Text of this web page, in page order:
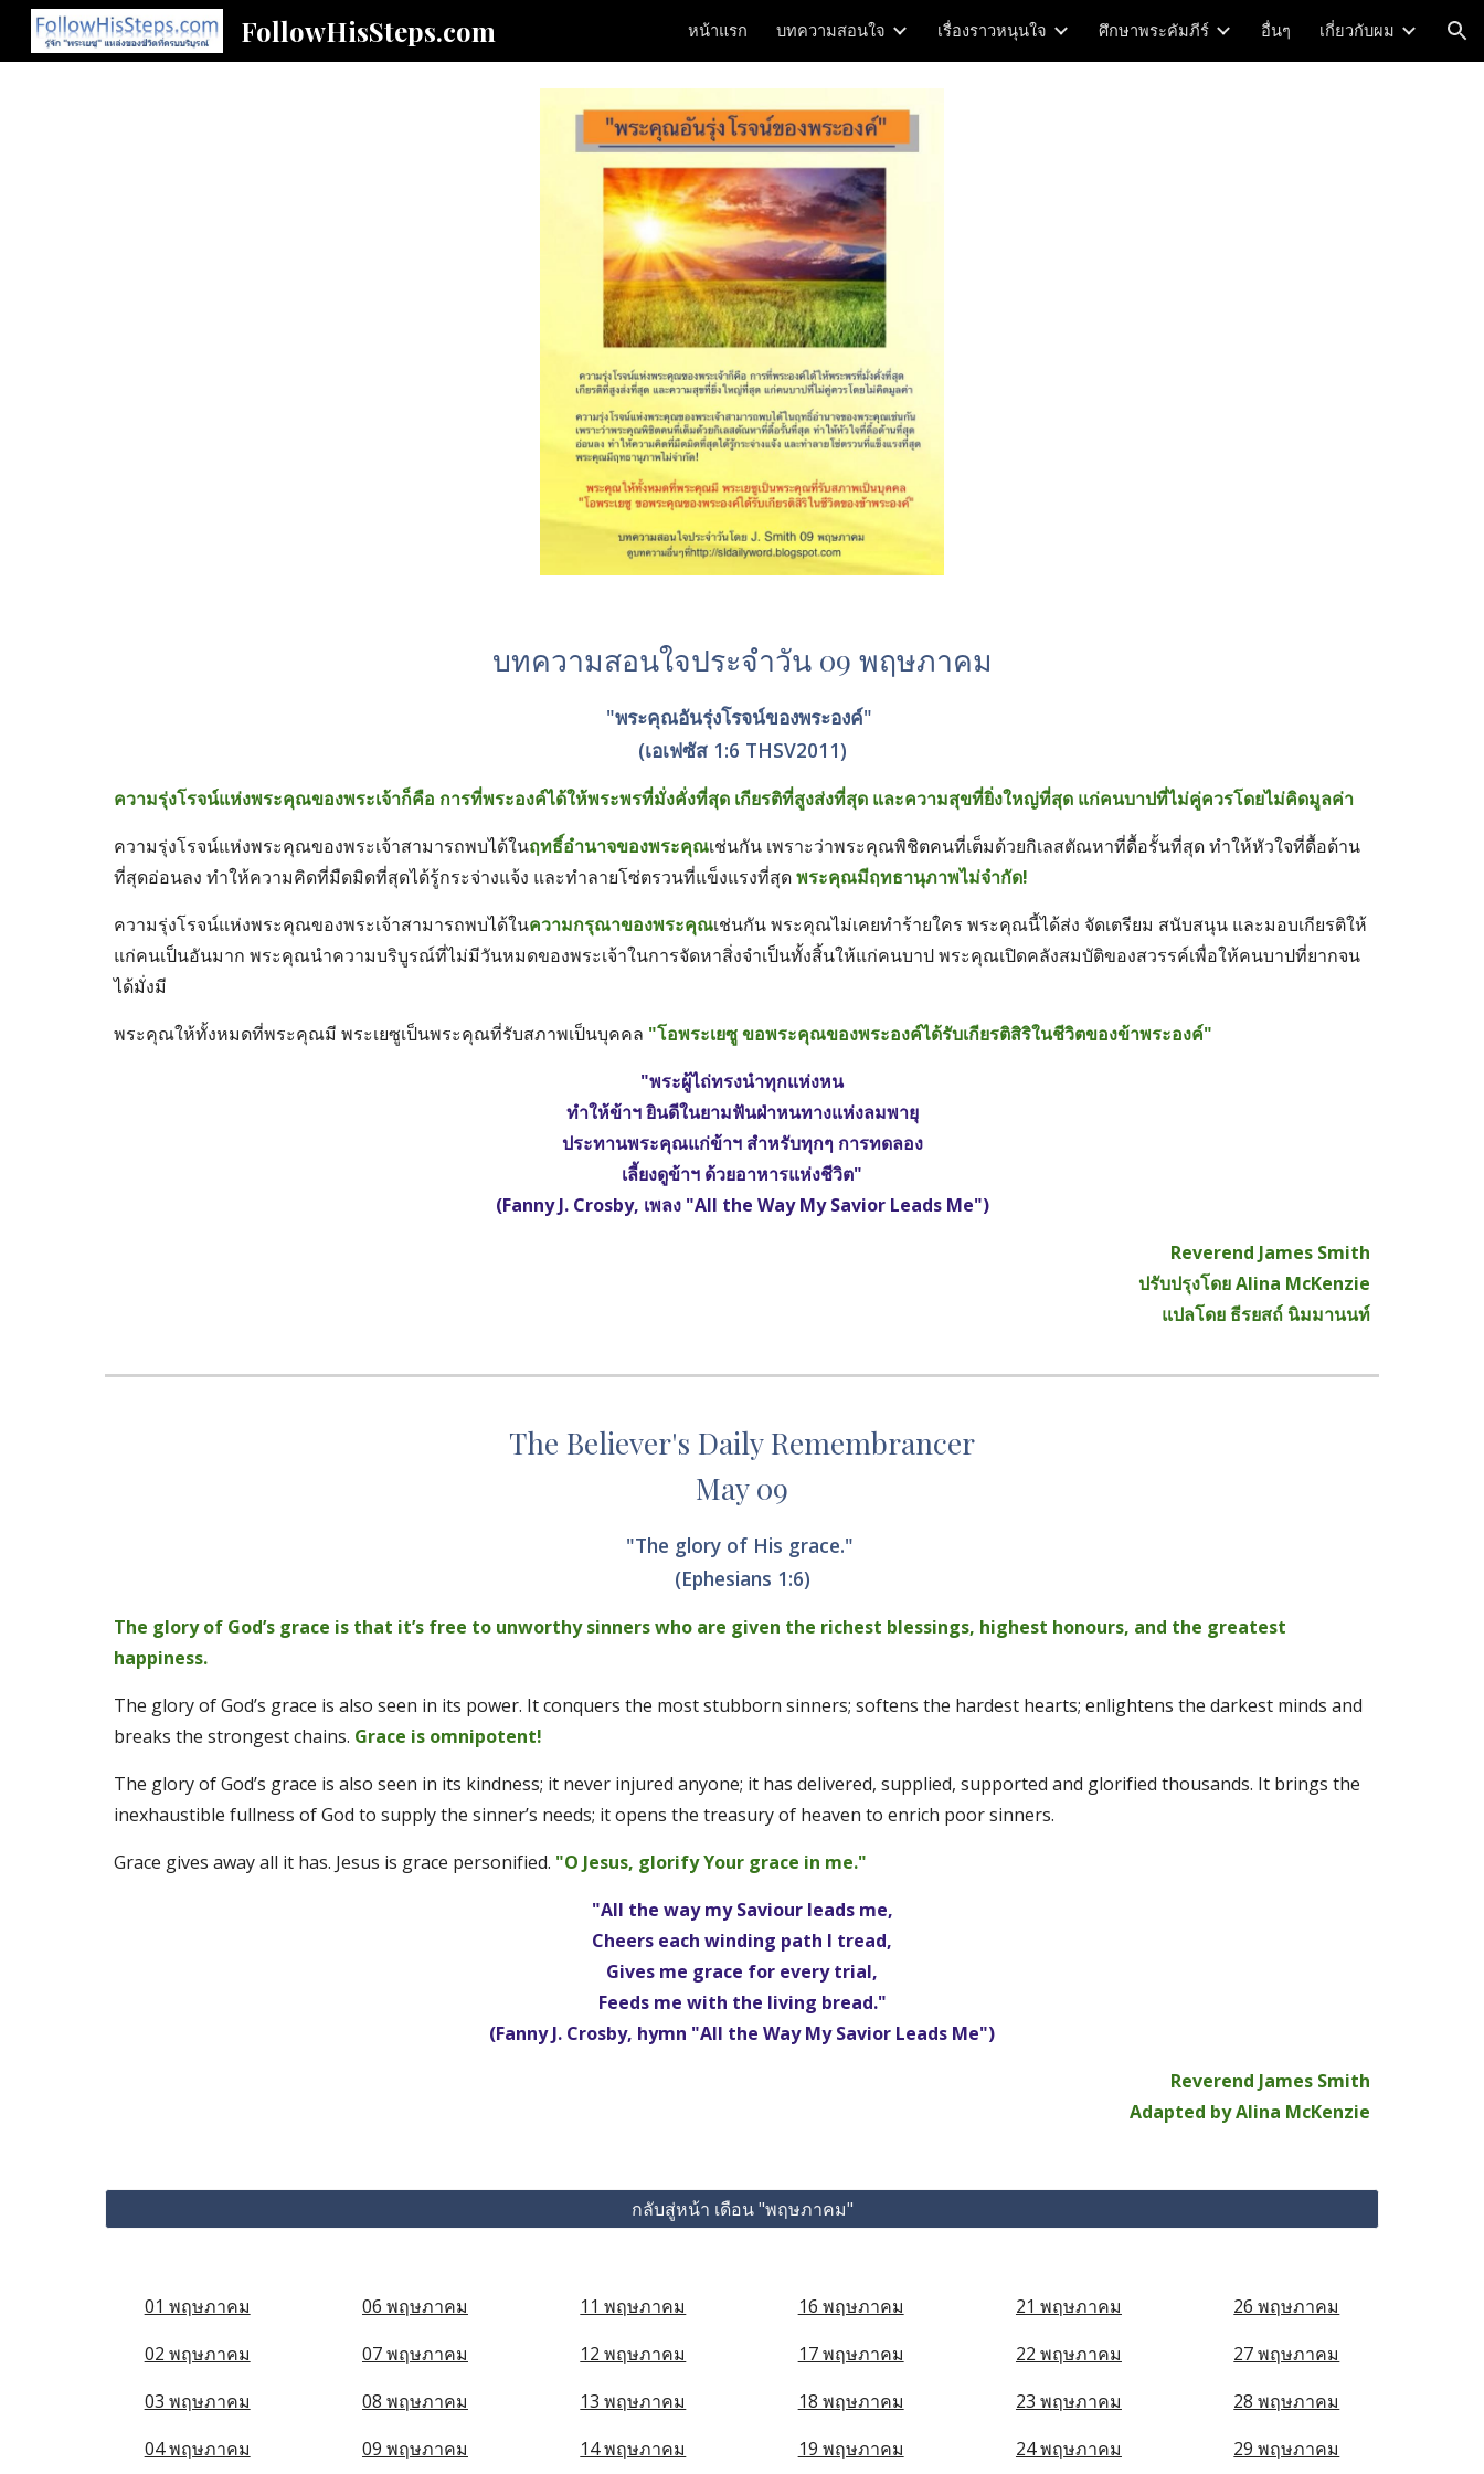
Skip to main content Skip to navigation
FollowHisSteps.com หน้าแรก บทความสอนใจ เรื่องราวหนุนใจ ศึกษาพระคัมภีร์ อื่นๆ เกี่ยวกับผม
บทความสอนใจประจำวัน 09 พฤษภาคม
"พระ​คุณ​อัน​รุ่ง​โรจน์​ของ​พระ​องค์"
(เอเฟซัส 1:6 THSV2011)
ความรุ่งโรจน์แห่งพระคุณของพระเจ้าก็คือ การที่พระองค์ได้ให้พระพรที่มั่งคั่งที่สุด เกียรติที่สูงส่งที่สุด และความสุขที่ยิ่งใหญ่ที่สุด แก่คนบาปที่ไม่คู่ควรโดยไม่คิดมูลค่า
ความรุ่งโรจน์แห่งพระคุณของพระเจ้าสามารถพบได้ในฤทธิ์อำนาจของพระคุณเช่นกัน เพราะว่าพระคุณพิชิตคนที่เต็มด้วยกิเลสตัณหาที่ดื้อรั้นที่สุด ทำให้หัวใจที่ดื้อด้าน
ที่สุดอ่อนลง ทำให้ความคิดที่มืดมิดที่สุดได้รู้กระจ่างแจ้ง และทำลายโซ่ตรวนที่แข็งแรงที่สุด พระคุณมีฤทธานุภาพไม่จำกัด!
ความรุ่งโรจน์แห่งพระคุณของพระเจ้าสามารถพบได้ในความกรุณาของพระคุณเช่นกัน พระคุณไม่เคยทำร้ายใคร พระคุณนี้ได้ส่ง จัดเตรียม สนับสนุน และมอบเกียรติให้
แก่คนเป็นอันมาก พระคุณนำความบริบูรณ์ที่ไม่มีวันหมดของพระเจ้าในการจัดหาสิ่งจำเป็นทั้งสิ้นให้แก่คนบาป พระคุณเปิดคลังสมบัติของสวรรค์เพื่อให้คนบาปที่ยากจน
ได้มั่งมี
พระคุณให้ทั้งหมดที่พระคุณมี พระเยซูเป็นพระคุณที่รับสภาพเป็นบุคคล "โอพระเยซู ขอพระคุณของพระองค์ได้รับเกียรติสิริในชีวิตของข้าพระองค์"
"พระผู้ไถ่ทรงนำทุกแห่งหน
ทำให้ข้าฯ ยินดีในยามฟันฝ่าหนทางแห่งลมพายุ
ประทานพระคุณแก่ข้าฯ สำหรับทุกๆ การทดลอง
เลี้ยงดูข้าฯ ด้วยอาหารแห่งชีวิต"
(Fanny J. Crosby, เพลง "All the Way My Savior Leads Me")
Reverend James Smith
ปรับปรุงโดย Alina McKenzie
แปลโดย ธีรยสถ์ นิมมานนท์
The Believer's Daily Remembrancer
May 09
"The glory of His grace."
(Ephesians 1:6)
The glory of God’s grace is that it’s free to unworthy sinners who are given the richest blessings, highest honours, and the greatest
happiness.
The glory of God’s grace is also seen in its power. It conquers the most stubborn sinners; softens the hardest hearts; enlightens the darkest minds and
breaks the strongest chains. Grace is omnipotent!
The glory of God’s grace is also seen in its kindness; it never injured anyone; it has delivered, supplied, supported and glorified thousands. It brings the
inexhaustible fullness of God to supply the sinner’s needs; it opens the treasury of heaven to enrich poor sinners.
Grace gives away all it has. Jesus is grace personified. "O Jesus, glorify Your grace in me."
"All the way my Saviour leads me,
Cheers each winding path I tread,
Gives me grace for every trial,
Feeds me with the living bread."
(Fanny J. Crosby, hymn "All the Way My Savior Leads Me")
Reverend James Smith
Adapted by Alina McKenzie
กลับสู่หน้า เดือน "พฤษภาคม"
01 พฤษภาคม
02 พฤษภาคม
03 พฤษภาคม
04 พฤษภาคม
06 พฤษภาคม
07 พฤษภาคม
08 พฤษภาคม
09 พฤษภาคม
11 พฤษภาคม
12 พฤษภาคม
13 พฤษภาคม
14 พฤษภาคม
16 พฤษภาคม
17 พฤษภาคม
18 พฤษภาคม
19 พฤษภาคม
21 พฤษภาคม
22 พฤษภาคม
23 พฤษภาคม
24 พฤษภาคม
26 พฤษภาคม
27 พฤษภาคม
28 พฤษภาคม
29 พฤษภาคม